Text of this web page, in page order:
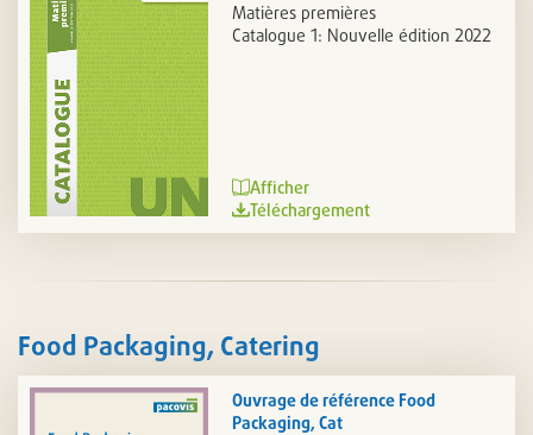
Matières premières
Catalogue 1: Nouvelle édition 2022
Afficher
Téléchargement
Food Packaging, Catering
Ouvrage de référence Food
Packaging, Cat